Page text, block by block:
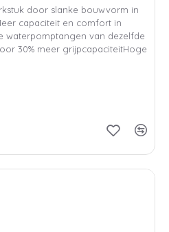
door slanke bouwvorm in
capaciteit en comfort in
waterpomptangen van dezelfde
30% meer grijpcapaciteitHoge